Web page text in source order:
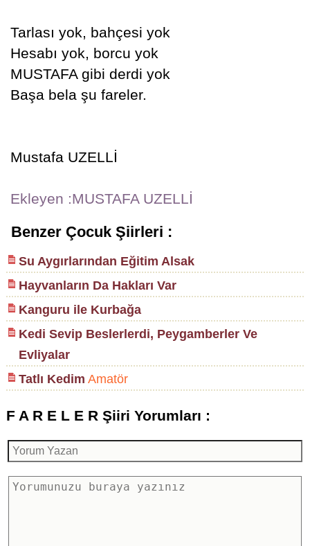
Tarlası yok, bahçesi yok
Hesabı yok, borcu yok
MUSTAFA gibi derdi yok
Başa bela şu fareler.
Mustafa UZELLİ
Ekleyen :MUSTAFA UZELLİ
Benzer Çocuk Şiirleri :
Su Aygırlarından Eğitim Alsak
Hayvanların Da Hakları Var
Kanguru ile Kurbağa
Kedi Sevip Beslerlerdi, Peygamberler Ve
Evliyalar
Tatlı Kedim Amatör
F A R E L E R Şiiri Yorumları :